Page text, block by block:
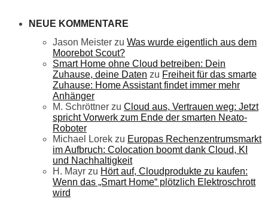
NEUE KOMMENTARE
Jason Meister zu Was wurde eigentlich aus dem
Moorebot Scout?
Smart Home ohne Cloud betreiben: Dein
Zuhause, deine Daten zu Freiheit für das smarte
Zuhause: Home Assistant findet immer mehr
Anhänger
M. Schröttner zu Cloud aus, Vertrauen weg: Jetzt
spricht Vorwerk zum Ende der smarten Neato-
Roboter
Michael Lorek zu Europas Rechenzentrumsmarkt
im Aufbruch: Colocation boomt dank Cloud, KI
und Nachhaltigkeit
H. Mayr zu Hört auf, Cloudprodukte zu kaufen:
Wenn das „Smart Home“ plötzlich Elektroschrott
wird